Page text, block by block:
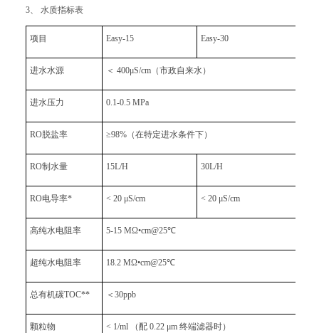
3、 水质指标表
项目 Easy-15 Easy-30
进水水源 ＜ 400μS/cm（市政自来水）
进水压力 0.1-0.5 MPa
RO脱盐率 ≥98%（在特定进水条件下）
RO制水量 15L/H 30L/H
RO电导率* < 20 μS/cm < 20 μS/cm
高纯水电阻率 5-15 MΩ•cm@25℃
超纯水电阻率 18.2 MΩ•cm@25℃
总有机碳TOC** ＜30ppb
颗粒物 < 1/ml （配 0.22 μm 终端滤器时）